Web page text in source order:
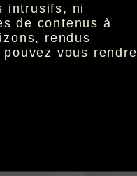
opérateur,
intrusifs, ni
de contenus à
rendus
vous rendre